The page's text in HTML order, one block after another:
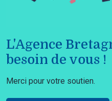
L'Agence
besoin de vous !
Merci pour votre soutien.